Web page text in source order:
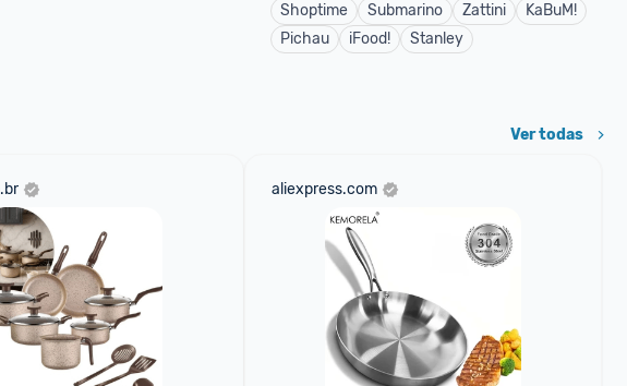
Shoptime
Submarino Zattini
KaBuM!
Pichau
iFood! Stanley
Ver todas
aliexpress.com